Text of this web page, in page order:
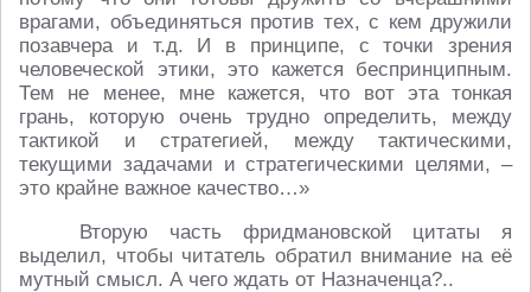
врагами, объединяться против тех, с кем дружили
позавчера и т.д. И в принципе, с точки зрения
человеческой этики, это кажется беспринципным.
Тем не менее, мне кажется, что вот эта тонкая
грань, которую очень трудно определить, между
тактикой и стратегией, между тактическими,
текущими задачами и стратегическими целями, –
это крайне важное качество…»
Вторую часть фридмановской цитаты я
выделил, чтобы читатель обратил внимание на её
мутный смысл. А чего ждать от Назначенца?..